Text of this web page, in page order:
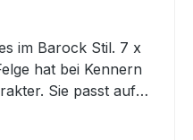
im Barock Stil. 7 x
hat bei Kennern
Sie passt auf